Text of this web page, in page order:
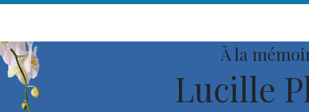
À la
Lucille